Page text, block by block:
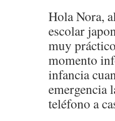
Hola Nora,
escolar
muy
momento
infancia
emergencia
teléfono a